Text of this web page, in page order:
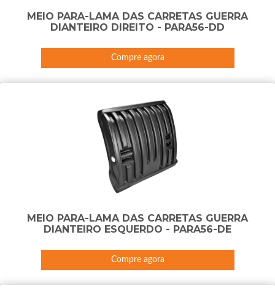
MEIO PARA-LAMA DAS CARRETAS GUERRA
DIANTEIRO DIREITO - PARA56-DD
Compre agora
MEIO PARA-LAMA DAS CARRETAS GUERRA
DIANTEIRO ESQUERDO - PARA56-DE
Compre agora